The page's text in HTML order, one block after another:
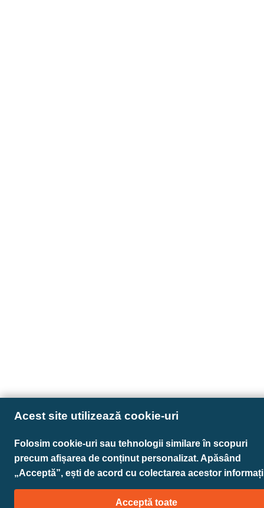
Acest site utilizează cookie-uri
Folosim cookie-uri sau tehnologii similare în scopuri
precum afișarea de conținut personalizat. Apăsând
„Acceptă”, ești de acord cu colectarea acestor
Acceptă toate